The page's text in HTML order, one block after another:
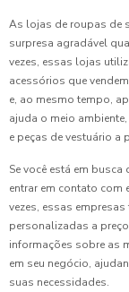
As lojas de roupas de
surpresa agradável
vezes, essas lojas
acessórios que
e, ao mesmo tempo,
ajuda o meio
e peças de vestuário a
Se você está em
entrar em contato com
vezes, essas
personalizadas a
informações sobre as
em seu negócio,
suas necessidades.